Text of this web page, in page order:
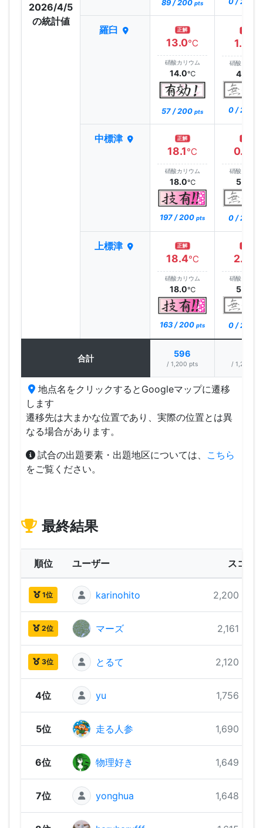
2026/4/5
の統計値
89 / 200 pts
羅臼 正解
13.0℃
硝酸カリウム
14.0℃
57 / 200 pts
1.3
硝酸カリウ
4.0
0 / 200
中標津 正解
18.1℃
硝酸カリウム
18.0℃
197 / 200 pts
0.9
硝酸カリウ
5.0
0 / 200
上標津 正解
18.4℃
硝酸カリウム
18.0℃
163 / 200 pts
2.3
硝酸カリウ
5.0
0 / 200
合計 596
/ 1,200 pts / 1,200 pts
地点名をクリックするとGoogleマップに遷移
します
遷移先は大まかな位置であり、実際の位置とは異
なる場合があります。
試合の出題要素・出題地区については、 こちら
をご覧ください。
最終結果
順位 ユーザー スコア
1位 karinohito 2,200 pts
2位 マーズ 2,161 pts
3位 とるて 2,120 pts
4位 yu 1,756 pts
5位 走る人参 1,690 pts
6位 物理好き 1,649 pts
7位 yonghua 1,648 pts